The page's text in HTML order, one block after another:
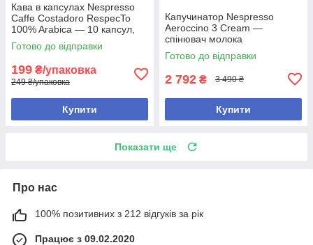
Кава в капсулах Nespresso
Caffe Costadoro RespecTo
100% Arabica — 10 капсул,
Nespresso Original
Готово до відправки
199 ₴/упаковка
249 ₴/упаковка
Купити
Капучинатор Nespresso
Aeroccino 3 Cream —
спінювач молока
Готово до відправки
2 792 ₴ 3 490 ₴
Купити
Показати ще
Про нас
100% позитивних з 212 відгуків за рік
Працює з 09.02.2020